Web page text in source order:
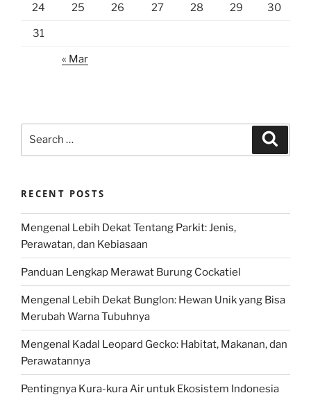
24 25 26 27 28 29 30
31
« Mar
RECENT POSTS
Mengenal Lebih Dekat Tentang Parkit: Jenis,
Perawatan, dan Kebiasaan
Panduan Lengkap Merawat Burung Cockatiel
Mengenal Lebih Dekat Bunglon: Hewan Unik yang Bisa
Merubah Warna Tubuhnya
Mengenal Kadal Leopard Gecko: Habitat, Makanan, dan
Perawatannya
Pentingnya Kura-kura Air untuk Ekosistem Indonesia